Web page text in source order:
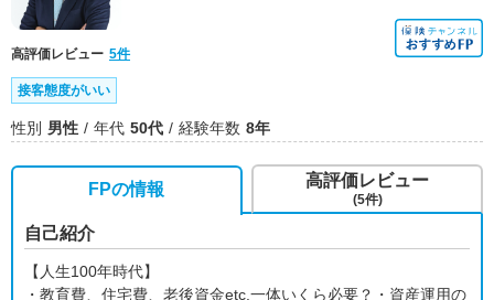
高評価レビュー 5件
接客態度がいい
性別 男性 年代 50代 経験年数 8年
FPの情報
自己紹介
【人生100年時代】
・教育費、住宅費、老後資金etc.一体いくら必要？・資産運用の
高評価レビュー
(5件)